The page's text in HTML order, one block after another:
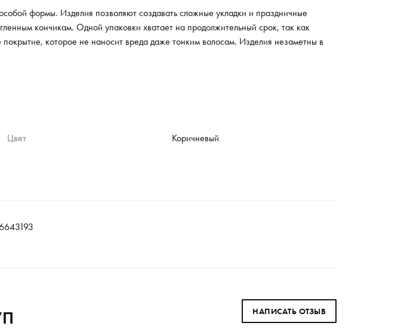
формы. Изделия позволяют создавать сложные укладки и праздничные
кончикам. Одной упаковки хватает на продолжительный срок, так как
которое не наносит вреда даже тонким волосам. Изделия незаметны в
Цвет
Коричневый
НАПИСАТЬ ОТЗЫВ